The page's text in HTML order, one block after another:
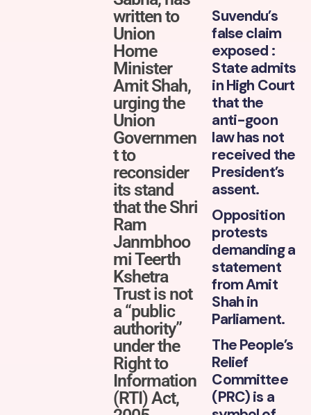
written to
Union
Home
Minister
Amit Shah,
urging the
Union
Governmen
t to
reconsider
its stand
that the Shri
Ram
Janmbhoo
mi Teerth
Kshetra
Trust is not
a “public
authority”
under the
Right to
Information
(RTI) Act,
Suvendu’s
false claim
exposed :
State admits
in High Court
that the
anti-goon
law has not
received the
President’s
assent.
Opposition
protests
demanding a
statement
from Amit
Shah in
Parliament.
The People’s
Relief
Committee
(PRC) is a